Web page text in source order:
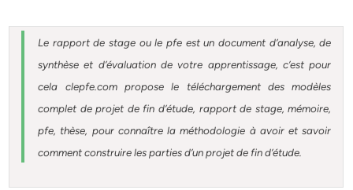
Le rapport de stage ou le pfe est un document d’analyse, de
synthèse et d’évaluation de votre apprentissage, c’est pour
cela clepfe.com propose le téléchargement des modèles
complet de projet de fin d’étude, rapport de stage, mémoire,
pfe, thèse, pour connaître la méthodologie à avoir et savoir
comment construire les parties d’un projet de fin d’étude.